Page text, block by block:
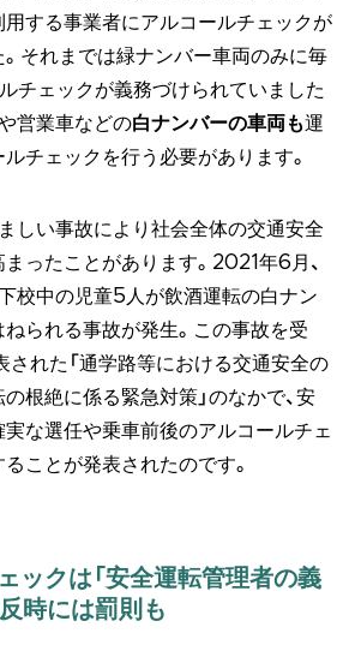
する事業者にアルコールチェックが
それまでは緑ナンバー車両のみに毎
チェックが義務づけられていました
営業車などの白ナンバーの車両も運
チェックを行う必要があります。
しい事故により社会全体の交通安全
ったことがあります。2021年6月、
校中の児童5人が飲酒運転の白ナン
られる事故が発生。この事故を受
された「通学路等における交通安全の
根絶に係る緊急対策」のなかで、安
な選任や乗車前後のアルコールチェ
ことが発表されたのです。
ックは「安全運転管理者の義
反時には罰則も